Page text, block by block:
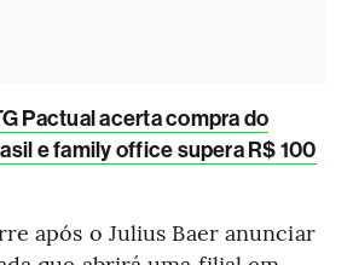
Pactual acerta compra do
e family office supera R$ 100
após o Julius Baer anunciar